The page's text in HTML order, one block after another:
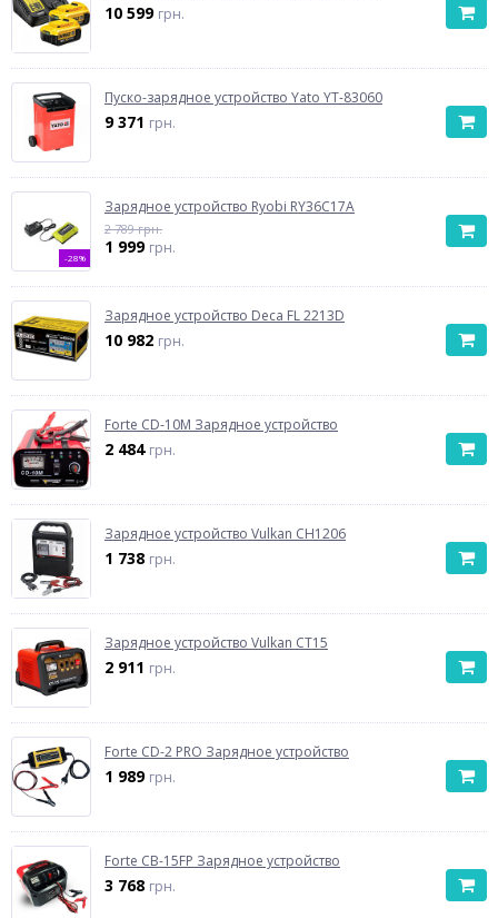
10 599 грн.
Пуско-зарядное устройство Yato YT-83060
9 371 грн.
-28%
Зарядное устройство Ryobi RY36C17A
2 789 грн.
1 999 грн.
Зарядное устройство Deca FL 2213D
10 982 грн.
Forte CD-10M Зарядное устройство
2 484 грн.
Зарядное устройство Vulkan CH1206
1 738 грн.
Зарядное устройство Vulkan CT15
2 911 грн.
Forte CD-2 PRO Зарядное устройство
1 989 грн.
Forte CB-15FP Зарядное устройство
3 768 грн.